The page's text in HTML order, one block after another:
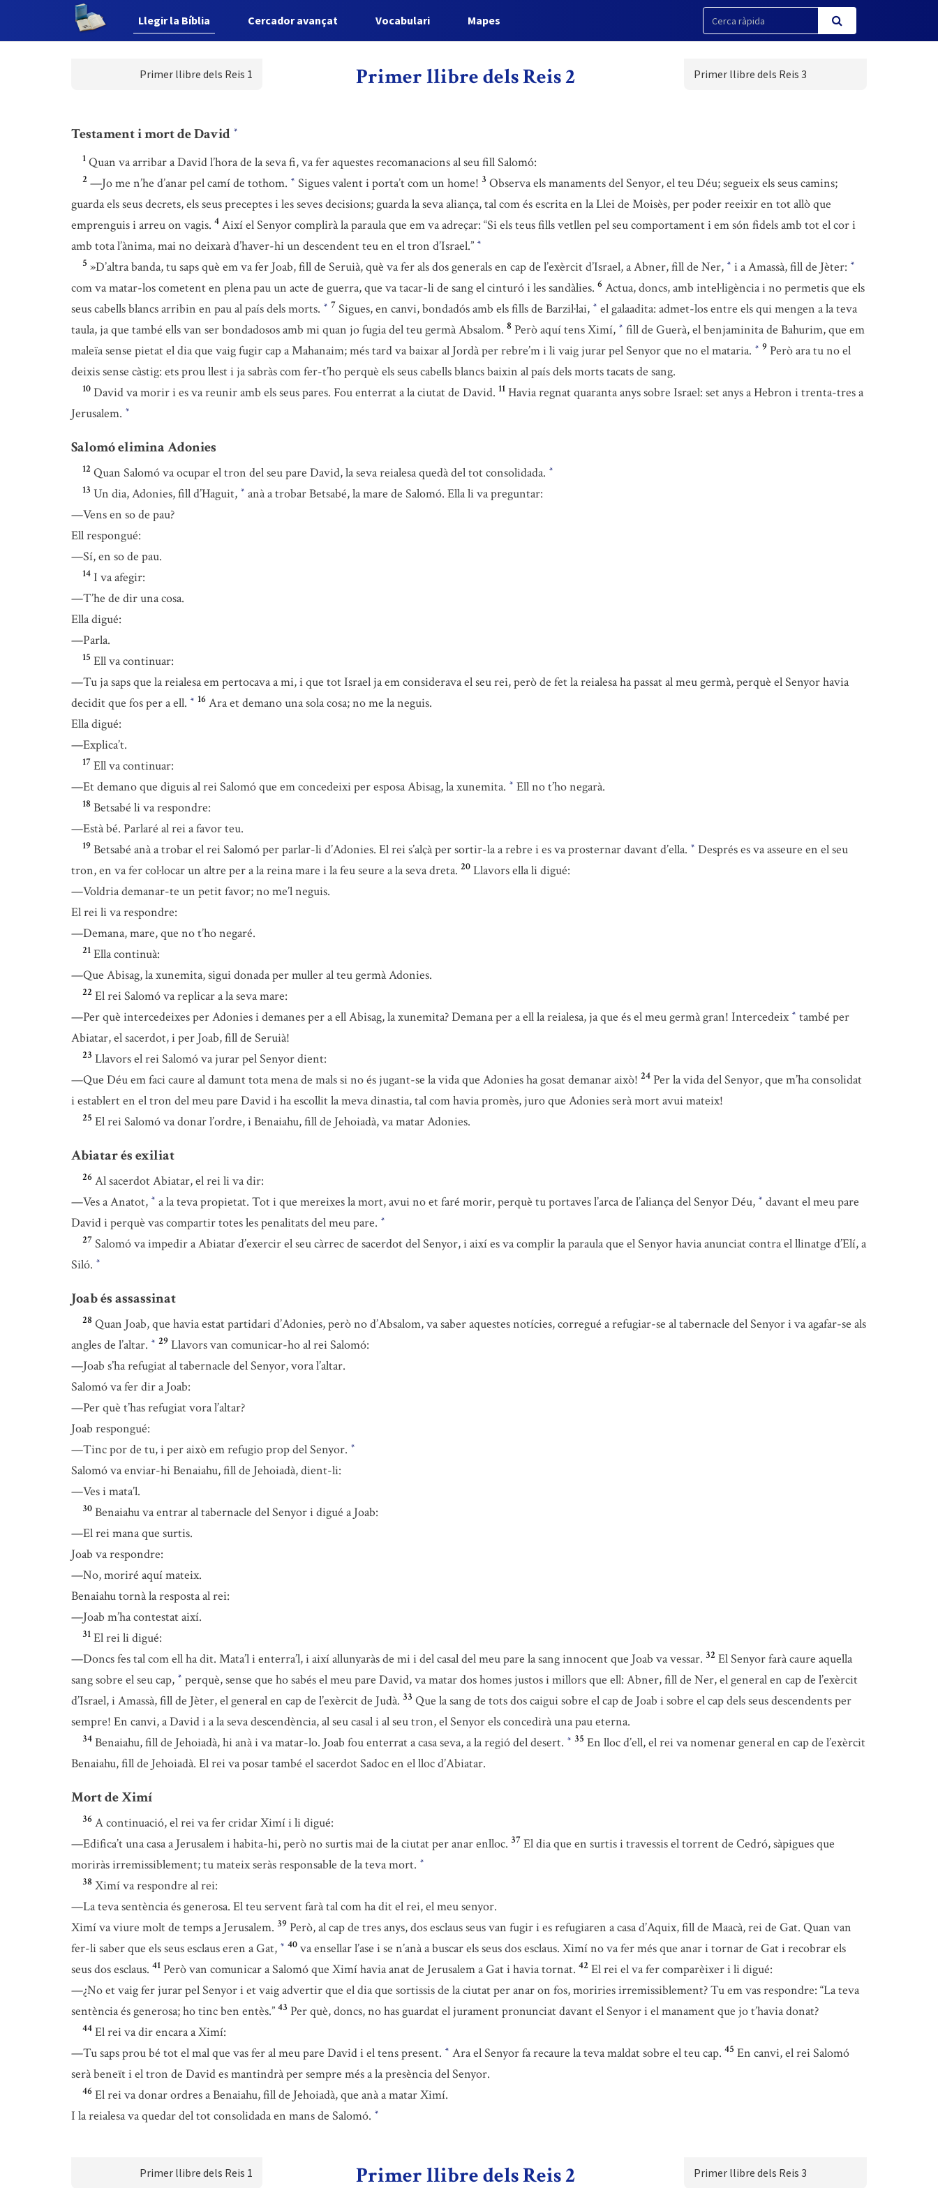
Llegir la Bíblia Cercador avançat Vocabulari Mapes
Primer llibre dels Reis 1 Primer llibre dels Reis 2 Primer llibre dels Reis 3
Testament i mort de David *
1 Quan va arribar a David l’hora de la seva fi, va fer aquestes recomanacions al seu fill Salomó:
2 —Jo me n’he d’anar pel camí de tothom. * Sigues valent i porta’t com un home! 3 Observa els manaments del Senyor, el teu Déu; segueix els seus camins;
guarda els seus decrets, els seus preceptes i les seves decisions; guarda la seva aliança, tal com és escrita en la Llei de Moisès, per poder reeixir en tot allò que
emprenguis i arreu on vagis. 4 Així el Senyor complirà la paraula que em va adreçar: “Si els teus fills vetllen pel seu comportament i em són fidels amb tot el cor i
amb tota l’ànima, mai no deixarà d’haver-hi un descendent teu en el tron d’Israel.” *
5 »D’altra banda, tu saps què em va fer Joab, fill de Seruià, què va fer als dos generals en cap de l’exèrcit d’Israel, a Abner, fill de Ner, * i a Amassà, fill de Jèter: *
com va matar-los cometent en plena pau un acte de guerra, que va tacar-li de sang el cinturó i les sandàlies. 6 Actua, doncs, amb intel·ligència i no permetis que els
seus cabells blancs arribin en pau al país dels morts. * 7 Sigues, en canvi, bondadós amb els fills de Barzil·lai, * el galaadita: admet-los entre els qui mengen a la teva
taula, ja que també ells van ser bondadosos amb mi quan jo fugia del teu germà Absalom. 8 Però aquí tens Ximí, * fill de Guerà, el benjaminita de Bahurim, que em
maleïa sense pietat el dia que vaig fugir cap a Mahanaim; més tard va baixar al Jordà per rebre’m i li vaig jurar pel Senyor que no el mataria. * 9 Però ara tu no el
deixis sense càstig: ets prou llest i ja sabràs com fer-t’ho perquè els seus cabells blancs baixin al país dels morts tacats de sang.
10 David va morir i es va reunir amb els seus pares. Fou enterrat a la ciutat de David. 11 Havia regnat quaranta anys sobre Israel: set anys a Hebron i trenta-tres a
Jerusalem. *
Salomó elimina Adonies
12 Quan Salomó va ocupar el tron del seu pare David, la seva reialesa quedà del tot consolidada. *
13 Un dia, Adonies, fill d’Haguit, * anà a trobar Betsabé, la mare de Salomó. Ella li va preguntar:
—Vens en so de pau?
Ell respongué:
—Sí, en so de pau.
14 I va afegir:
—T’he de dir una cosa.
Ella digué:
—Parla.
15 Ell va continuar:
—Tu ja saps que la reialesa em pertocava a mi, i que tot Israel ja em considerava el seu rei, però de fet la reialesa ha passat al meu germà, perquè el Senyor havia
decidit que fos per a ell. * 16 Ara et demano una sola cosa; no me la neguis.
Ella digué:
—Explica’t.
17 Ell va continuar:
—Et demano que diguis al rei Salomó que em concedeixi per esposa Abisag, la xunemita. * Ell no t’ho negarà.
18 Betsabé li va respondre:
—Està bé. Parlaré al rei a favor teu.
19 Betsabé anà a trobar el rei Salomó per parlar-li d’Adonies. El rei s’alçà per sortir-la a rebre i es va prosternar davant d’ella. * Després es va asseure en el seu
tron, en va fer col·locar un altre per a la reina mare i la feu seure a la seva dreta. 20 Llavors ella li digué:
—Voldria demanar-te un petit favor; no me’l neguis.
El rei li va respondre:
—Demana, mare, que no t’ho negaré.
21 Ella continuà:
—Que Abisag, la xunemita, sigui donada per muller al teu germà Adonies.
22 El rei Salomó va replicar a la seva mare:
—Per què intercedeixes per Adonies i demanes per a ell Abisag, la xunemita? Demana per a ell la reialesa, ja que és el meu germà gran! Intercedeix * també per
Abiatar, el sacerdot, i per Joab, fill de Seruià!
23 Llavors el rei Salomó va jurar pel Senyor dient:
—Que Déu em faci caure al damunt tota mena de mals si no és jugant-se la vida que Adonies ha gosat demanar això! 24 Per la vida del Senyor, que m’ha consolidat
i establert en el tron del meu pare David i ha escollit la meva dinastia, tal com havia promès, juro que Adonies serà mort avui mateix!
25 El rei Salomó va donar l’ordre, i Benaiahu, fill de Jehoiadà, va matar Adonies.
Abiatar és exiliat
26 Al sacerdot Abiatar, el rei li va dir:
—Ves a Anatot, * a la teva propietat. Tot i que mereixes la mort, avui no et faré morir, perquè tu portaves l’arca de l’aliança del Senyor Déu, * davant el meu pare
David i perquè vas compartir totes les penalitats del meu pare. *
27 Salomó va impedir a Abiatar d’exercir el seu càrrec de sacerdot del Senyor, i així es va complir la paraula que el Senyor havia anunciat contra el llinatge d’Elí, a
Siló. *
Joab és assassinat
28 Quan Joab, que havia estat partidari d’Adonies, però no d’Absalom, va saber aquestes notícies, corregué a refugiar-se al tabernacle del Senyor i va agafar-se als
angles de l’altar. * 29 Llavors van comunicar-ho al rei Salomó:
—Joab s’ha refugiat al tabernacle del Senyor, vora l’altar.
Salomó va fer dir a Joab:
—Per què t’has refugiat vora l’altar?
Joab respongué:
—Tinc por de tu, i per això em refugio prop del Senyor. *
Salomó va enviar-hi Benaiahu, fill de Jehoiadà, dient-li:
—Ves i mata’l.
30 Benaiahu va entrar al tabernacle del Senyor i digué a Joab:
—El rei mana que surtis.
Joab va respondre:
—No, moriré aquí mateix.
Benaiahu tornà la resposta al rei:
—Joab m’ha contestat així.
31 El rei li digué:
—Doncs fes tal com ell ha dit. Mata’l i enterra’l, i així allunyaràs de mi i del casal del meu pare la sang innocent que Joab va vessar. 32 El Senyor farà caure aquella
sang sobre el seu cap, * perquè, sense que ho sabés el meu pare David, va matar dos homes justos i millors que ell: Abner, fill de Ner, el general en cap de l’exèrcit
d’Israel, i Amassà, fill de Jèter, el general en cap de l’exèrcit de Judà. 33 Que la sang de tots dos caigui sobre el cap de Joab i sobre el cap dels seus descendents per
sempre! En canvi, a David i a la seva descendència, al seu casal i al seu tron, el Senyor els concedirà una pau eterna.
34 Benaiahu, fill de Jehoiadà, hi anà i va matar-lo. Joab fou enterrat a casa seva, a la regió del desert. * 35 En lloc d’ell, el rei va nomenar general en cap de l’exèrcit
Benaiahu, fill de Jehoiadà. El rei va posar també el sacerdot Sadoc en el lloc d’Abiatar.
Mort de Ximí
36 A continuació, el rei va fer cridar Ximí i li digué:
—Edifica’t una casa a Jerusalem i habita-hi, però no surtis mai de la ciutat per anar enlloc. 37 El dia que en surtis i travessis el torrent de Cedró, sàpigues que
moriràs irremissiblement; tu mateix seràs responsable de la teva mort. *
38 Ximí va respondre al rei:
—La teva sentència és generosa. El teu servent farà tal com ha dit el rei, el meu senyor.
Ximí va viure molt de temps a Jerusalem. 39 Però, al cap de tres anys, dos esclaus seus van fugir i es refugiaren a casa d’Aquix, fill de Maacà, rei de Gat. Quan van
fer-li saber que els seus esclaus eren a Gat, * 40 va ensellar l’ase i se n’anà a buscar els seus dos esclaus. Ximí no va fer més que anar i tornar de Gat i recobrar els
seus dos esclaus. 41 Però van comunicar a Salomó que Ximí havia anat de Jerusalem a Gat i havia tornat. 42 El rei el va fer comparèixer i li digué:
—¿No et vaig fer jurar pel Senyor i et vaig advertir que el dia que sortissis de la ciutat per anar on fos, moriries irremissiblement? Tu em vas respondre: “La teva
sentència és generosa; ho tinc ben entès.” 43 Per què, doncs, no has guardat el jurament pronunciat davant el Senyor i el manament que jo t’havia donat?
44 El rei va dir encara a Ximí:
—Tu saps prou bé tot el mal que vas fer al meu pare David i el tens present. * Ara el Senyor fa recaure la teva maldat sobre el teu cap. 45 En canvi, el rei Salomó
serà beneït i el tron de David es mantindrà per sempre més a la presència del Senyor.
46 El rei va donar ordres a Benaiahu, fill de Jehoiadà, que anà a matar Ximí.
I la reialesa va quedar del tot consolidada en mans de Salomó. *
Primer llibre dels Reis 1 Primer llibre dels Reis 2 Primer llibre dels Reis 3